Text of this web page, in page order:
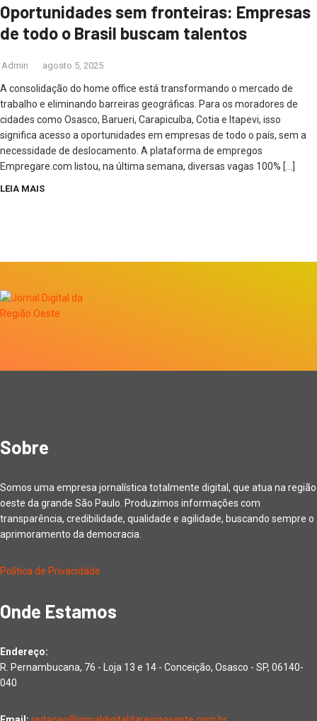
Oportunidades sem fronteiras: Empresas
de todo o Brasil buscam talentos
Admin agosto 5, 2025
A consolidação do home office está transformando o mercado de
trabalho e eliminando barreiras geográficas. Para os moradores de
cidades como Osasco, Barueri, Carapicuíba, Cotia e Itapevi, isso
significa acesso a oportunidades em empresas de todo o país, sem a
necessidade de deslocamento. A plataforma de empregos
Empregare.com listou, na última semana, diversas vagas 100% […]
LEIA MAIS
Sobre
Somos uma empresa jornalística totalmente digital, que atua na região
oeste da grande São Paulo. Produzimos informações com
transparência, credibilidade, qualidade e agilidade, buscando sempre o
aprimoramento da democracia.
Política de Privacidade
Onde Estamos
Endereço:
R. Pernambucana, 76 - Loja 13 e 14 - Conceição, Osasco - SP, 06140-
040